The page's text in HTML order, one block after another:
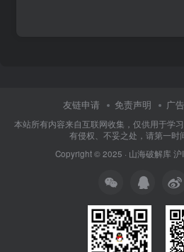
友链申请 免责声明 广
本站所有内容来自互联网收集，仅供用于学
有侵权、不妥之处，请第一时
Copyright © 2025 · 山海破解库沪